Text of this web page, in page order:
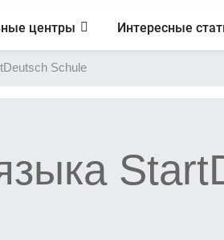
центры Интересные
Schule